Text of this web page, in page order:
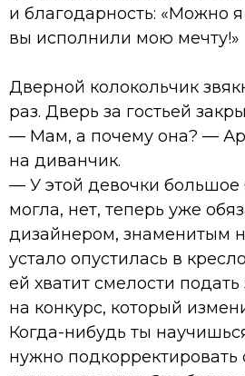
и благодарность: «Можно
вы исполнили мою мечту!»
Дверной колокольчик
раз. Дверь за гостьей
— Мам, а почему она? —
на диванчик.
— У этой девочки
могла, нет, теперь уже
дизайнером, знаменитым
устало опустилась в
ей хватит смелости подать
на конкурс, который
Когда-нибудь ты
нужно подкорректировать